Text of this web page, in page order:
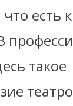
что есть
такое